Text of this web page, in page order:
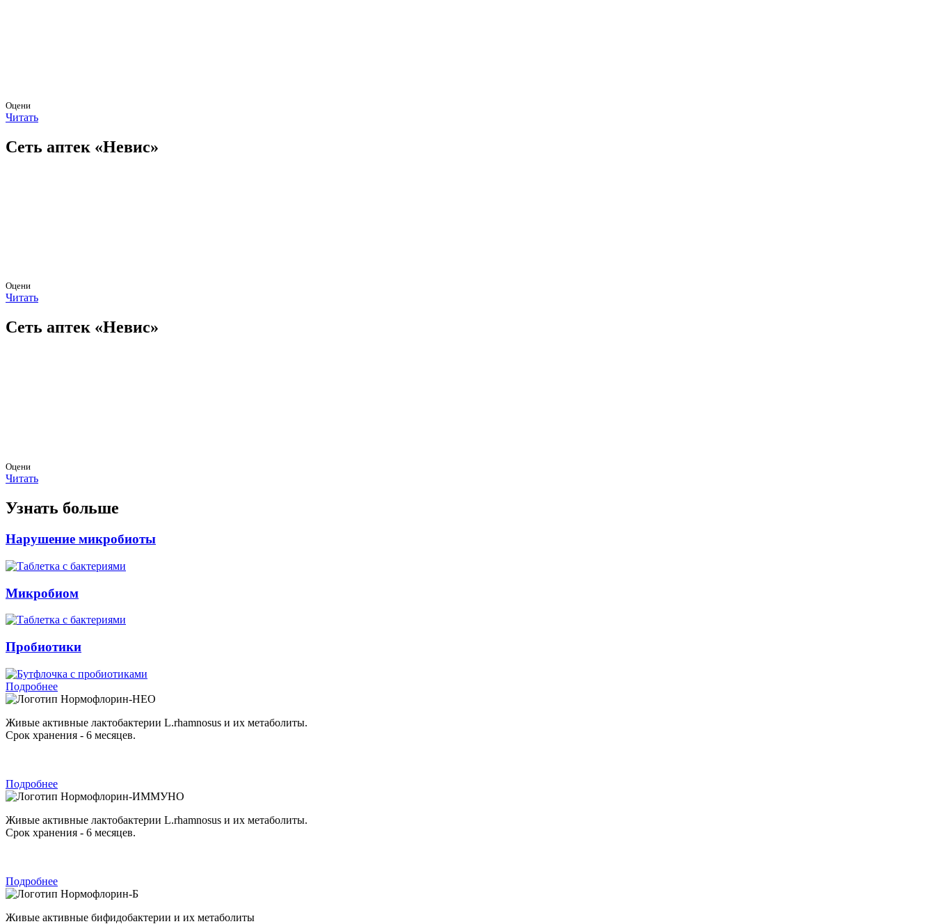
Оцени
Читать
Сеть аптек «Невис»
Оцени
Читать
Сеть аптек «Невис»
Оцени
Читать
Узнать больше
Нарушение микробиоты
Микробиом
Пробиотики
Подробнее
Нормофлорин-НЕО
Живые активные лактобактерии L.rhamnosus и их метаболиты.
Срок хранения - 6 месяцев.
Подробнее
Нормофлорин-ИММУНО
Живые активные лактобактерии L.rhamnosus и их метаболиты.
Срок хранения - 6 месяцев.
Подробнее
Нормофлорин-Б
Живые активные бифидобактерии и их метаболиты